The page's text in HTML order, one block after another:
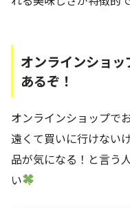
オンラインショ
あるぞ！
オンラインショップで
遠くて買いに行けない
品が気になる！と言う
い